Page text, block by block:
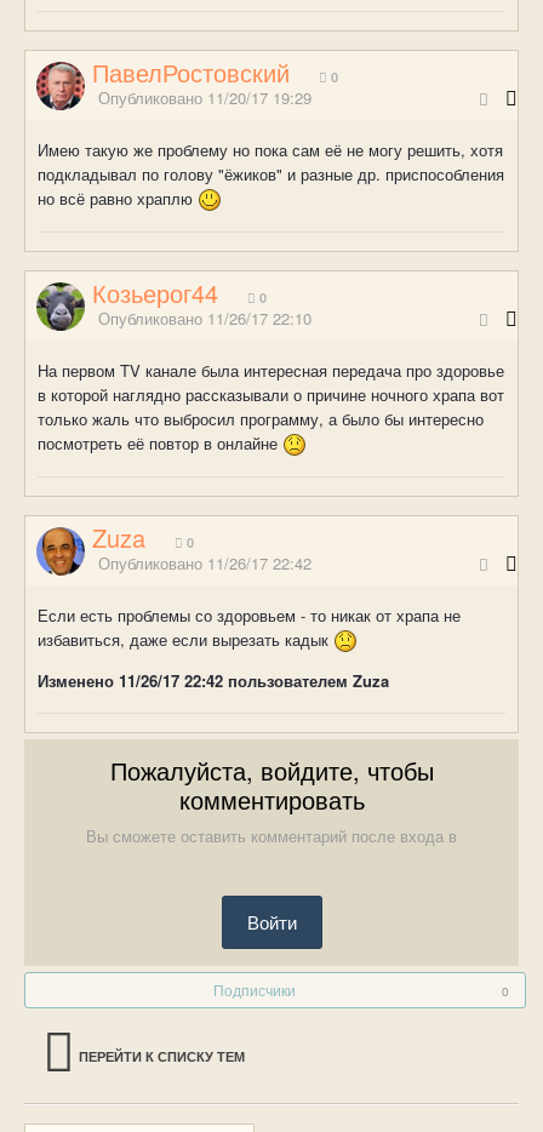
ПавелРостовский 0
Опубликовано 11/20/17 19:29
Имею такую же проблему но пока сам её не могу решить, хотя
подкладывал по голову "ёжиков" и разные др. приспособления
но всё равно храплю
Козьерог44 0
Опубликовано 11/26/17 22:10
На первом TV канале была интересная передача про здоровье
в которой наглядно рассказывали о причине ночного храпа вот
только жаль что выбросил программу, а было бы интересно
посмотреть её повтор в онлайне
Zuza 0
Опубликовано 11/26/17 22:42
Если есть проблемы со здоровьем - то никак от храпа не
избавиться, даже если вырезать кадык
Изменено 11/26/17 22:42 пользователем Zuza
Пожалуйста, войдите, чтобы
комментировать
Вы сможете оставить комментарий после входа в
Войти
Подписчики 0
ПЕРЕЙТИ К СПИСКУ ТЕМ